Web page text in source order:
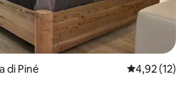
di Piné 4,92 de uma
4,92 (12)